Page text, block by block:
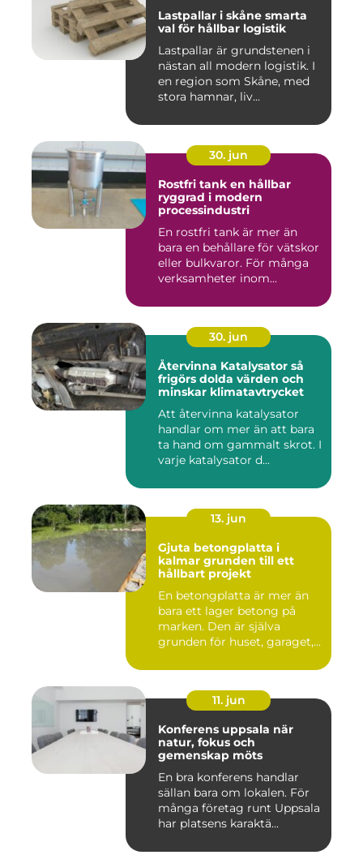
Lastpallar i skåne smarta
val för hållbar logistik
Lastpallar är grundstenen i
nästan all modern logistik. I
en region som Skåne, med
stora hamnar, liv...
30. jun
Rostfri tank en hållbar
ryggrad i modern
processindustri
En rostfri tank är mer än
bara en behållare för vätskor
eller bulkvaror. För många
verksamheter inom...
30. jun
Återvinna Katalysator så
frigörs dolda värden och
minskar klimatavtrycket
Att återvinna katalysator
handlar om mer än att bara
ta hand om gammalt skrot. I
varje katalysator d...
13. jun
Gjuta betongplatta i
kalmar grunden till ett
hållbart projekt
En betongplatta är mer än
bara ett lager betong på
marken. Den är själva
grunden för huset, garaget,...
11. jun
Konferens uppsala när
natur, fokus och
gemenskap möts
En bra konferens handlar
sällan bara om lokalen. För
många företag runt Uppsala
har platsens karaktä...